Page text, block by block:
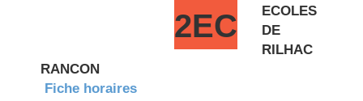
2EC
ECOLES
DE
RILHAC
RANCON
Fiche horaires